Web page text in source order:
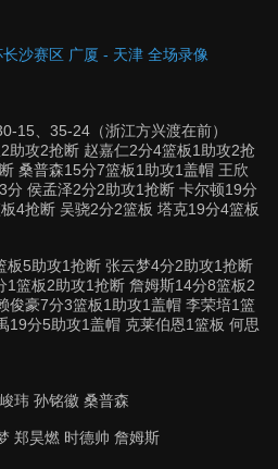
沙赛区 广厦 - 天津 全场录像
15、35-24（浙江方兴渡在前）
助攻2抢断 赵嘉仁2分4篮板1助攻2抢
桑普森15分7篮板1助攻1盖帽 王欣
侯孟泽2分2助攻1抢断 卡尔顿19分
4抢断 吴骁2分2篮板 塔克19分4篮板
板5助攻1抢断 张云梦4分2助攻1抢断
篮板2助攻1抢断 詹姆斯14分8篮板2
俊豪7分3篮板1助攻1盖帽 李荣培1篮
19分5助攻1盖帽 克莱伯恩1篮板 何思
玮 孙铭徽 桑普森
郑昊燃 时德帅 詹姆斯